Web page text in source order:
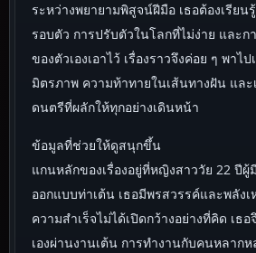
ระหว่างพยายามพิสูจน์ฝีมือ เธอต้องเรีย
รอบตัว การปรับตัวในโลกที่ไม่ง่าย และก
ของตัวเองเอาไว้ เรื่องราวจึงค่อย ๆ พาไ
มิตรภาพ ความท้าทายในเส้นทางฝัน และ
ดนตรีที่ผลักให้ทุกอย่างเดินหน้า
ข้อมูลที่ช่วยให้ดูสนุกขึ้น
แกนหลักของเรื่องอยู่ที่หญิงสาววัย 22 ปี
ออกแบบท่าเต้น เธอมีพรสวรรค์และพลัง
ความสำเร็จไม่ได้เปิดกว้างอย่างที่คิด เธ
เองผ่านงานเต้น การทำงานกับคนหลาก